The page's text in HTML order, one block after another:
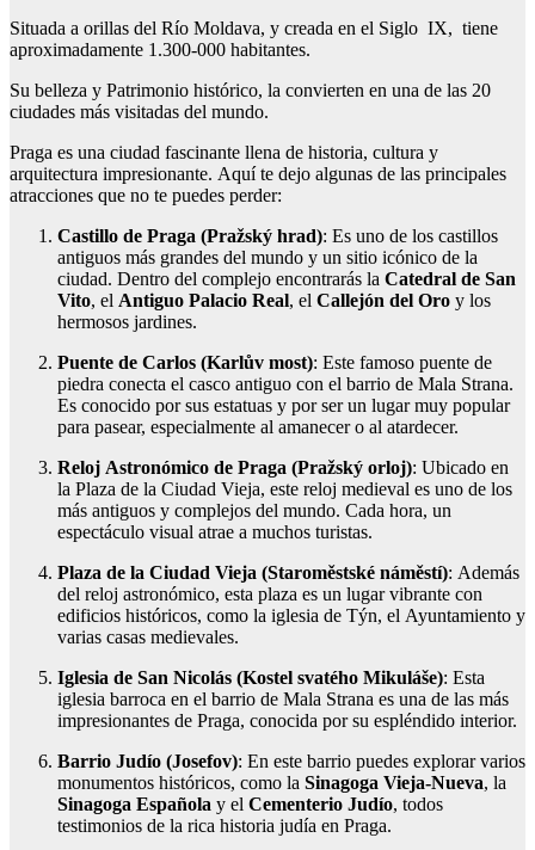
Situada a orillas del Río Moldava, y creada en el Siglo IX, tiene
aproximadamente 1.300-000 habitantes.
Su belleza y Patrimonio histórico, la convierten en una de las 20
ciudades más visitadas del mundo.
Praga es una ciudad fascinante llena de historia, cultura y
arquitectura impresionante. Aquí te dejo algunas de las principales
atracciones que no te puedes perder:
Castillo de Praga (Pražský hrad): Es uno de los castillos
antiguos más grandes del mundo y un sitio icónico de la
ciudad. Dentro del complejo encontrarás la Catedral de San
Vito, el Antiguo Palacio Real, el Callejón del Oro y los
hermosos jardines.
Puente de Carlos (Karlův most): Este famoso puente de
piedra conecta el casco antiguo con el barrio de Mala Strana.
Es conocido por sus estatuas y por ser un lugar muy popular
para pasear, especialmente al amanecer o al atardecer.
Reloj Astronómico de Praga (Pražský orloj): Ubicado en
la Plaza de la Ciudad Vieja, este reloj medieval es uno de los
más antiguos y complejos del mundo. Cada hora, un
espectáculo visual atrae a muchos turistas.
Plaza de la Ciudad Vieja (Staroměstské náměstí): Además
del reloj astronómico, esta plaza es un lugar vibrante con
edificios históricos, como la iglesia de Týn, el Ayuntamiento y
varias casas medievales.
Iglesia de San Nicolás (Kostel svatého Mikuláše): Esta
iglesia barroca en el barrio de Mala Strana es una de las más
impresionantes de Praga, conocida por su espléndido interior.
Barrio Judío (Josefov): En este barrio puedes explorar varios
monumentos históricos, como la Sinagoga Vieja-Nueva, la
Sinagoga Española y el Cementerio Judío, todos
testimonios de la rica historia judía en Praga.